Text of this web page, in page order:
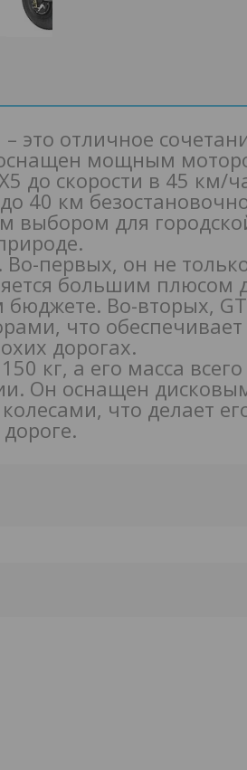
это отличное
оснащен мощным
до скорости в 45 км/
40 км
выбором для
Во-первых, он не
большим плюсом
бюджете. Во-вторых, GT
что обеспечивает
дорогах.
кг, а его масса всего
Он оснащен
что делает